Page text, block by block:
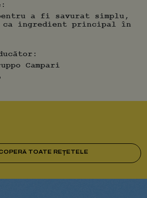
a fi savurat simplu,
ca ingredient principal în
Campari
TOATE REȚETELE